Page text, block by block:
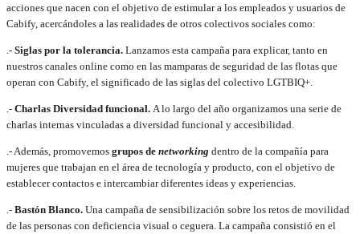
acciones que nacen con el objetivo de estimular a los empleados y usuarios de
Cabify, acercándoles a las realidades de otros colectivos sociales como:
.- Siglas por la tolerancia. Lanzamos esta campaña para explicar, tanto en
nuestros canales online como en las mamparas de seguridad de las flotas que
operan con Cabify, el significado de las siglas del colectivo LGTBIQ+.
.- Charlas Diversidad funcional. A lo largo del año organizamos una serie de
charlas internas vinculadas a diversidad funcional y accesibilidad.
.- Además, promovemos grupos de networking dentro de la compañía para
mujeres que trabajan en el área de tecnología y producto, con el objetivo de
establecer contactos e intercambiar diferentes ideas y experiencias.
.- Bastón Blanco. Una campaña de sensibilización sobre los retos de movilidad
de las personas con deficiencia visual o ceguera. La campaña consistió en el